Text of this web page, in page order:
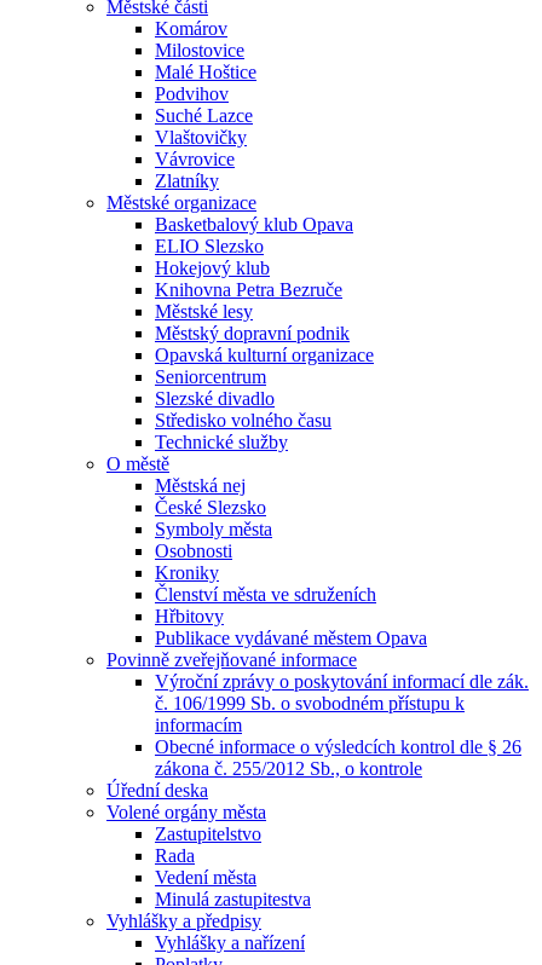
Městské části
Komárov
Milostovice
Malé Hoštice
Podvihov
Suché Lazce
Vlaštovičky
Vávrovice
Zlatníky
Městské organizace
Basketbalový klub Opava
ELIO Slezsko
Hokejový klub
Knihovna Petra Bezruče
Městské lesy
Městský dopravní podnik
Opavská kulturní organizace
Seniorcentrum
Slezské divadlo
Středisko volného času
Technické služby
O městě
Městská nej
České Slezsko
Symboly města
Osobnosti
Kroniky
Členství města ve sdruženích
Hřbitovy
Publikace vydávané městem Opava
Povinně zveřejňované informace
Výroční zprávy o poskytování informací dle zák.
č. 106/1999 Sb. o svobodném přístupu k
informacím
Obecné informace o výsledcích kontrol dle § 26
zákona č. 255/2012 Sb., o kontrole
Úřední deska
Volené orgány města
Zastupitelstvo
Rada
Vedení města
Minulá zastupitestva
Vyhlášky a předpisy
Vyhlášky a nařízení